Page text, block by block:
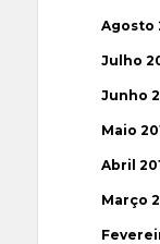
Agosto
Julho
Junho
Maio
Abril
Março